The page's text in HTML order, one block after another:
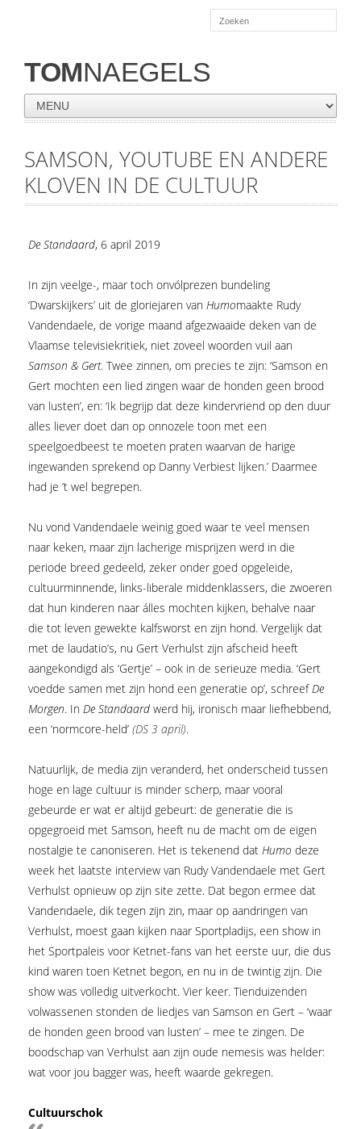
TOMNAEGELS
SAMSON, YOUTUBE EN ANDERE
KLOVEN IN DE CULTUUR
De Standaard, 6 april 2019
In zijn veelge-, maar toch onvólprezen bundeling
‘Dwarskijkers’ uit de gloriejaren van Humomaakte Rudy
Vandendaele, de vorige maand afgezwaaide deken van de
Vlaamse televisiekritiek, niet zoveel woorden vuil aan
Samson & Gert. Twee zinnen, om precies te zijn: ‘Samson en
Gert mochten een lied zingen waar de honden geen brood
van lusten’, en: ‘Ik begrijp dat deze kindervriend op den duur
alles liever doet dan op onnozele toon met een
speelgoedbeest te moeten praten waarvan de harige
ingewanden sprekend op Danny Verbiest lijken.’ Daarmee
had je ’t wel begrepen.
Nu vond Vandendaele weinig goed waar te veel mensen
naar keken, maar zijn lacherige misprijzen werd in die
periode breed gedeeld, zeker onder goed opgeleide,
cultuurminnende, links-liberale middenklassers, die zwoeren
dat hun kinderen naar álles mochten kijken, behalve naar
die tot leven gewekte kalfsworst en zijn hond. Vergelijk dat
met de laudatio’s, nu Gert Verhulst zijn afscheid heeft
aangekondigd als ‘Gertje’ – ook in de serieuze media. ‘Gert
voedde samen met zijn hond een generatie op’, schreefDe
Morgen. In De Standaard werd hij, ironisch maar liefhebbend,
een ‘normcore-held’ (DS 3 april).
Natuurlijk, de media zijn veranderd, het onderscheid tussen
hoge en lage cultuur is minder scherp, maar vooral
gebeurde er wat er altijd gebeurt: de generatie die is
opgegroeid met Samson, heeft nu de macht om de eigen
nostalgie te canoniseren. Het is tekenend dat Humo deze
week het laatste interview van Rudy Vandendaele met Gert
Verhulst opnieuw op zijn site zette. Dat begon ermee dat
Vandendaele, dik tegen zijn zin, maar op aandringen van
Verhulst, moest gaan kijken naar Sportpladijs, een show in
het Sportpaleis voor Ketnet-fans van het eerste uur, die dus
kind waren toen Ketnet begon, en nu in de twintig zijn. Die
show was volledig uitverkocht. Vier keer. Tienduizenden
volwassenen stonden de liedjes van Samson en Gert – ‘waar
de honden geen brood van lusten’ – mee te zingen. De
boodschap van Verhulst aan zijn oude nemesis was helder:
wat voor jou bagger was, heeft waarde gekregen.
Cultuurschok